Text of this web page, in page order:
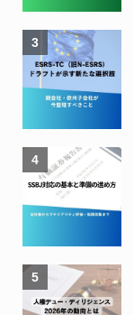
3
4
5